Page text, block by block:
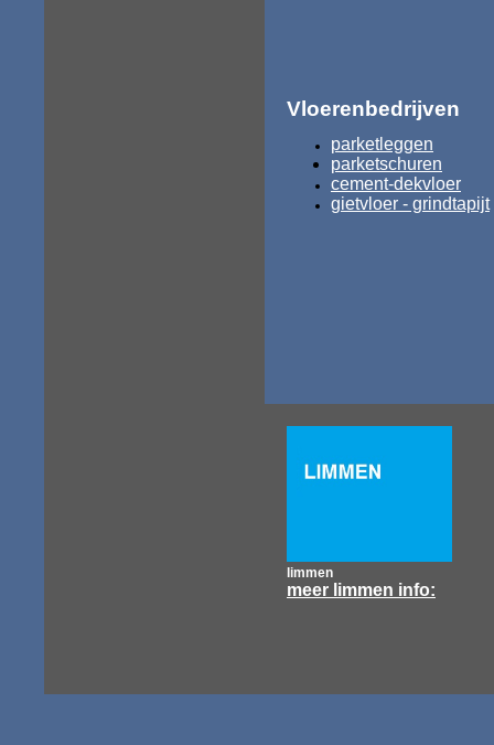
Vloerenbedrijven
parketleggen
parketschuren
cement-dekvloer
gietvloer - grindtapijt
limmen
meer limmen info: